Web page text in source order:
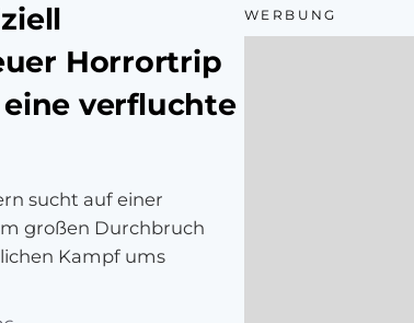
Horrortrip
verfluchte
sucht auf einer
großen Durchbruch
Kampf ums
WERBUNG